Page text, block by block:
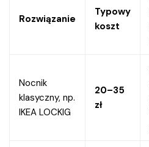
Rozwiązanie
Typowy
koszt
Nocnik
klasyczny, np.
IKEA LOCKIG
20–35
zł